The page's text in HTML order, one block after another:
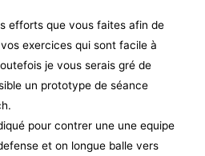
efforts que vous faites afin de
exercices qui sont facile à
je vous serais gré de
un prototype de séance
pour contrer une une equipe
et on longue balle vers